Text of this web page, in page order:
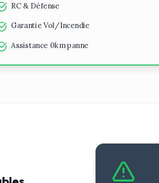
RC & Défense
Garantie Vol/Incendie
Assistance 0km panne